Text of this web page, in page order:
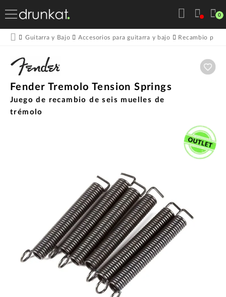
0
Guitarra y Bajo Accesorios para guitarra y bajo Recambio para
Fender Tremolo Tension Springs
Juego de recambio de seis muelles de
trémolo